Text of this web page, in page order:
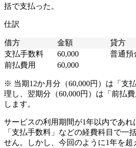
括で支払った。
仕訳
借方 金額 貸方
支払手数料
60,000 普通預
前払費用
60,000
※ 当期12か月分（60,000円）は「支
理し、翌期分（60,000円）は「前払
します。
サービスの利用期間が1年以内であれ
「支払手数料」などの経費科目で一
せん。しかし、今回のように1年を超